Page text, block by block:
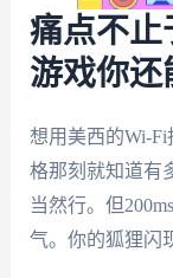
痛点不止
游戏你还
想用美西的Wi-
格那刻就知道有
当然行。但
气。你的狐狸闪